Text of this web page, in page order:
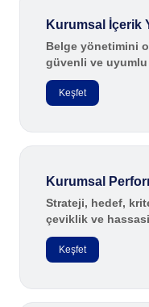
Supply
Time Control
Gamification
Eğitim
Enerji ve Kamu
Finansal Hizmetler
Havacılık ve Savunma
Kamu Sektörü ve
Kimyasallar
Madencilik ve Metaller
Mühendislik ve İnşaat
Otomotiv
Perakende, Toptan
Yaşam Bilimleri ve İlaç
MSA
OKR
Protocol
Request
Requirement
ISO 19011
ITIL
Kurumsal İçerik
Belge yönetimini
güvenli ve
Keşfet
Kurumsal
Strateji, hedef,
çeviklik ve
Keşfet